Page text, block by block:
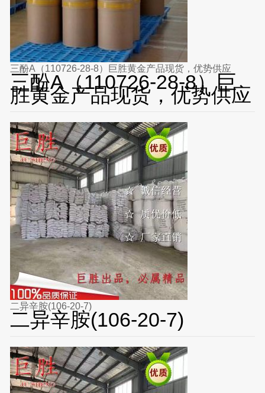
三酚A（110726-28-8）巨胜黄金产品现货，优势供应
三酚A（110726-28-8）巨
胜黄金产品现货，优势供应
二异辛胺(106-20-7)
二异辛胺(106-20-7)